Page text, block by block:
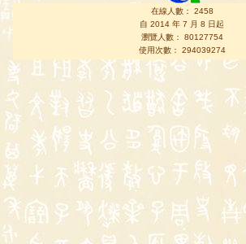
在線人數： 2458
自 2014 年 7 月 8 日起
瀏覽人數： 80127754
使用次數： 294039274